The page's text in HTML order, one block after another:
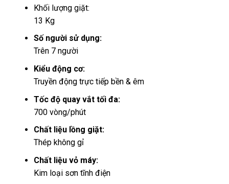
Khối lượng giặt:
13 Kg
Số người sử dụng:
Trên 7 người
Kiểu động cơ:
Truyền động trực tiếp bền & êm
Tốc độ quay vắt tối đa:
700 vòng/phút
Chất liệu lồng giặt:
Thép không gỉ
Chất liệu vỏ máy:
Kim loại sơn tĩnh điện